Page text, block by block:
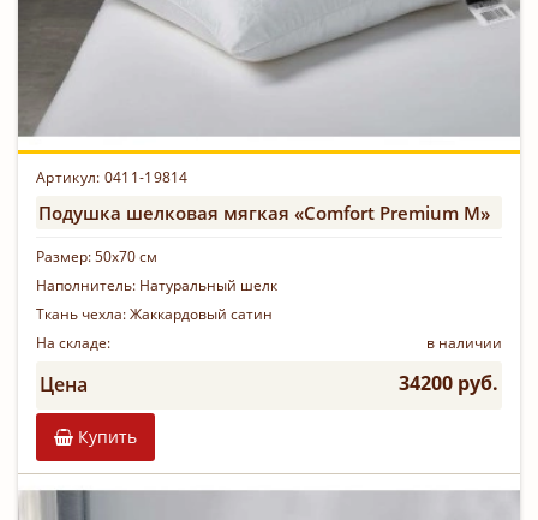
Артикул: 0411-19814
Подушка шелковая мягкая «Comfort Premium M»
Размер:50х70 см
Наполнитель: Натуральный шелк
Ткань чехла:Жаккардовый сатин
На складе:
в наличии
Цена 34200 руб.
Купить